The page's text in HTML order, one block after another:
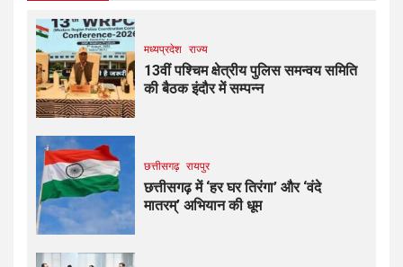
मध्यप्रदेश राज्य
13वीं पश्चिम क्षेत्रीय पुलिस समन्वय समिति
की बैठक इंदौर में सम्पन्न
छत्तीसगढ़ रायपुर
छत्तीसगढ़ में ‘हर घर तिरंगा’ और ‘वंदे
मातरम्’ अभियान की धूम